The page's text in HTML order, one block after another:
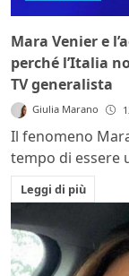
Mara Venier e
perché l’Italia
TV generalista
Giulia Marano
Il fenomeno
tempo di essere
Leggi di più